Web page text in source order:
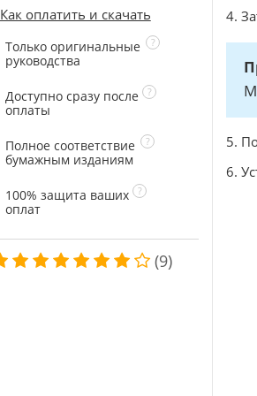
Как оплатить и скачать
Только оригинальные
руководства
Доступно сразу после
оплаты
Полное соответствие
бумажным изданиям
100% защита ваших
оплат
(9)
4.
5.
6.